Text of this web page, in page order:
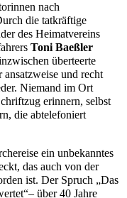
nach
die tatkräftige
des Heimatvereins
Toni Baeßler
überteerte
und recht
Niemand im Ort
erinnern, selbst
die abtelefoniert
ein unbekanntes
das auch von der
ist. Der Spruch „Das
über 40 Jahre